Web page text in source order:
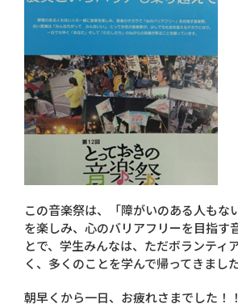
この音楽祭は、「障がいのある人もな
を楽しみ、心のバリアフリーを目指す
とで、学生みんなは、ただボランティ
く、多くのことを学んで帰ってきまし
朝早くから一日、お疲れさまでした！！